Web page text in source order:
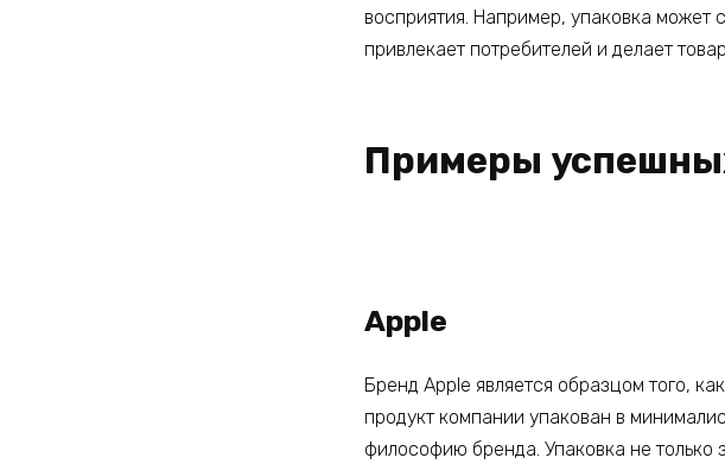
восприятия. Например, упаковка может
привлекает потребителей и делает
Примеры
Apple
Бренд Apple является образцом того,
продукт компании упакован в
философию бренда. Упаковка не только